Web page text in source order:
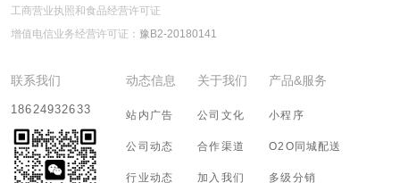
工商营业执照和食品经营许可证
增值电信业务经营许可证： 豫B2-20180141
联系我们
18624932633
动态信息
站内广告
公司动态
行业动态
关于我们
公司文化
合作渠道
加入我们
产品&服务
小程序
O2O同城配送
多级分销